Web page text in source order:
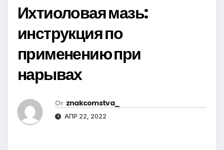
Ихтиоловая мазь:
инструкция по
применению при
нарывах
От znakcomstva_
АПР 22, 2022